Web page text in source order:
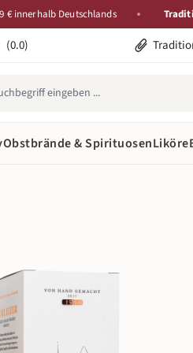
Deutschlands Tradition
(0.0)
Obstbrände & SpirituosenLiköre